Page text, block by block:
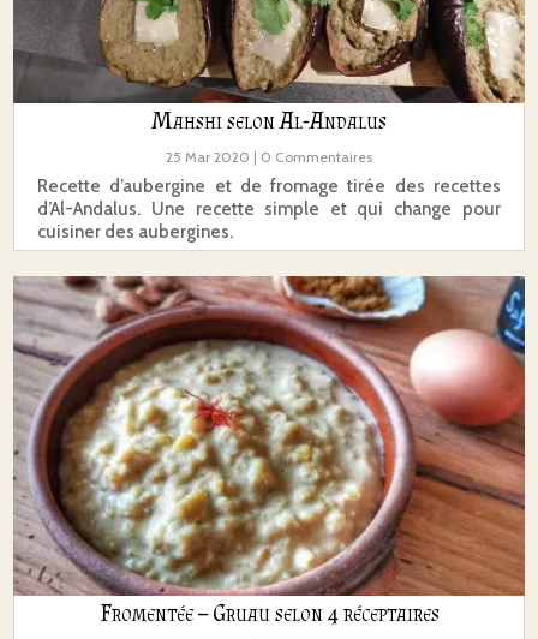
Mahshi selon Al-Andalus
25 Mar 2020 | 0 Commentaires
Recette d’aubergine et de fromage tirée des recettes
d’Al-Andalus. Une recette simple et qui change pour
cuisiner des aubergines.
Fromentée – Gruau selon 4 réceptaires